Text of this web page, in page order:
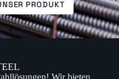
PRODUKT
Wir bieten